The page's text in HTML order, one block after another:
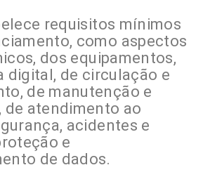
requisitos mínimos
como aspectos
dos equipamentos,
digital, de circulação e
de manutenção e
de atendimento ao
acidentes e
e
de dados.